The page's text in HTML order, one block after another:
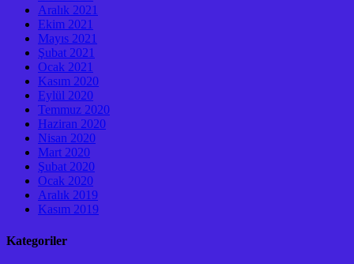
Aralık 2021
Ekim 2021
Mayıs 2021
Şubat 2021
Ocak 2021
Kasım 2020
Eylül 2020
Temmuz 2020
Haziran 2020
Nisan 2020
Mart 2020
Şubat 2020
Ocak 2020
Aralık 2019
Kasım 2019
Kategoriler